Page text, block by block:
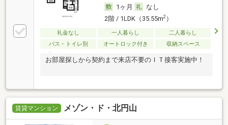
1ヶ月
なし
2階 / 1LDK（35.55m2）
礼金なし 一人暮らし
二人暮らし
バス・トイレ別
オートロック付き 収納スペース
お部屋探しから契約まで来店不要のＩＴ接客実施中！
賃貸マンション メゾン・ド・北円山